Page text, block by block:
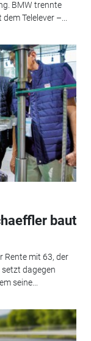
BMW trennte
Telelever –...
baut
Rente mit 63, der
dagegen
seine...